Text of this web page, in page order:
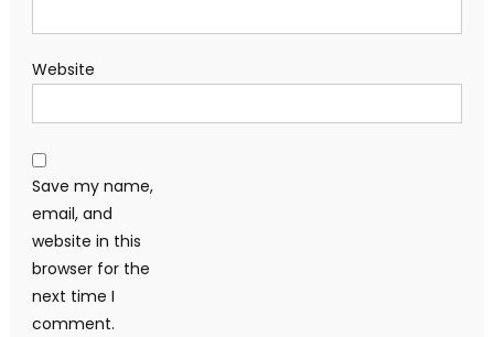
Website
Save my name,
email, and
website in this
browser for the
next time I
comment.